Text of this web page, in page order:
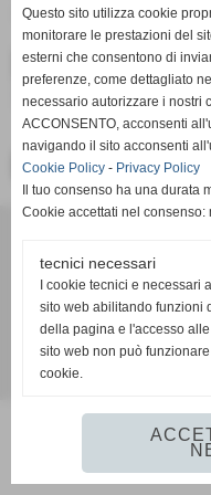
STRUTTURE ADIACENTI
DATI
<< PRECEDENTE
Questo sito utilizza cookie
monitorare le prestazioni del
esterni che consentono di
preferenze, come dettagliato
necessario autorizzare i nostri
ACCONSENTO, acconsenti
navigando il sito acconsenti
Cookie Policy - Privacy Policy
Il tuo consenso ha una durata
Cookie accettati nel consenso:
tecnici necessari
I cookie tecnici e necessari
sito web abilitando funzioni
della pagina e l'accesso alle
sito web non può
cookie.